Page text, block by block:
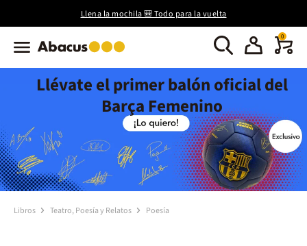
Llena la mochila 🎒 Todo para la vuelta
0
Llévate el primer balón oficial del
Barça Femenino
Libros Teatro, Poesía y Relatos Poesía